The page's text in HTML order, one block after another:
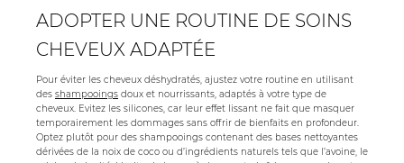
ADOPTER UNE ROUTINE DE SOINS
CHEVEUX ADAPTÉE
Pour éviter les cheveux déshydratés, ajustez votre routine en utilisant
des shampooings doux et nourrissants, adaptés à votre type de
cheveux. Evitez les silicones, car leur effet lissant ne fait que masquer
temporairement les dommages sans offrir de bienfaits en profondeur.
Optez plutôt pour des shampooings contenant des bases nettoyantes
dérivées de la noix de coco ou d’ingrédients naturels tels que l’avoine, le